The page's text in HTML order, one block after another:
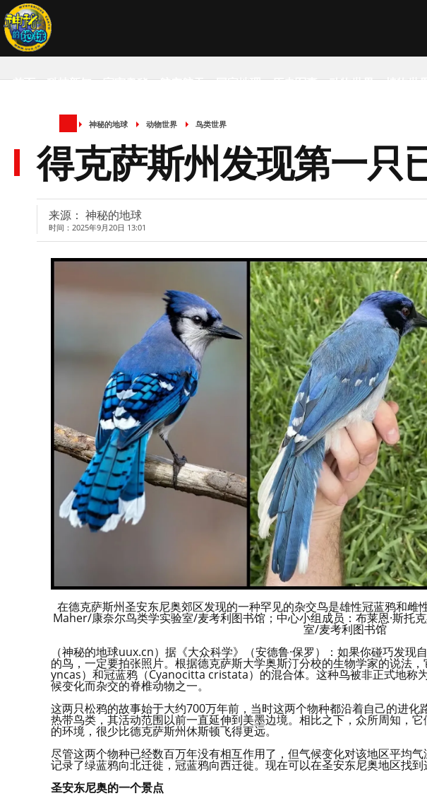
首页 科技新知 宇宙奥秘 航空航天 国家地理 历史军事 动物世界 植物世
神秘的地球 动物世界 鸟类世界
得克萨斯州发现第一只
来源： 神秘的地球
时间：2025年9月20日 13:01
在德克萨斯州圣安东尼奥郊区发现的一种罕见的杂交鸟是雄性冠蓝鸦和
Maher/康奈尔鸟类学实验室/麦考利图书馆；中心小组成员：布莱恩·斯托
室/麦考利图书馆
（神秘的地球uux.cn）据《大众科学》（安德鲁·保罗）：如果你碰巧发
的鸟，一定要拍张照片。根据德克萨斯大学奥斯汀分校的生物学家的说法
yncas）和冠蓝鸦（Cyanocitta cristata）的混合体。这种鸟被非正式地称
候变化而杂交的脊椎动物之一。
这两只松鸦的故事始于大约700万年前，当时这两个物种都沿着自己的进
热带鸟类，其活动范围以前一直延伸到美墨边境。相比之下，众所周知，
的环境，很少比德克萨斯州休斯顿飞得更远。
尽管这两个物种已经数百万年没有相互作用了，但气候变化对该地区平均
记录了绿蓝鸦向北迁徙，冠蓝鸦向西迁徙。现在可以在圣安东尼奥地区找
圣安东尼奥的一个景点